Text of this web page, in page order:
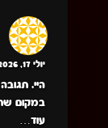
יולי 17, 2026
היי.
במקום
עוד…